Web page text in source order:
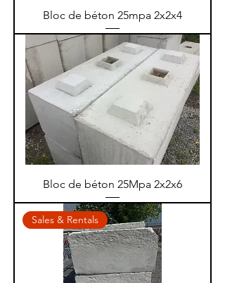
Bloc de béton 25mpa 2x2x4
Bloc de béton 25Mpa 2x2x6
Sales & Rentals